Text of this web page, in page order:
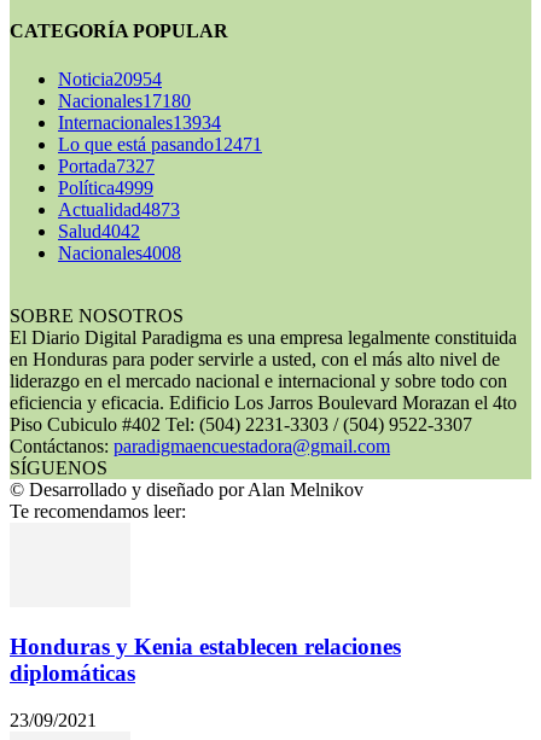
CATEGORÍA POPULAR
Noticia20954
Nacionales17180
Internacionales13934
Lo que está pasando12471
Portada7327
Política4999
Actualidad4873
Salud4042
Nacionales4008
SOBRE NOSOTROS
El Diario Digital Paradigma es una empresa legalmente constituida
en Honduras para poder servirle a usted, con el más alto nivel de
liderazgo en el mercado nacional e internacional y sobre todo con
eficiencia y eficacia. Edificio Los Jarros Boulevard Morazan el 4to
Piso Cubiculo #402 Tel: (504) 2231-3303 / (504) 9522-3307
Contáctanos: paradigmaencuestadora@gmail.com
SÍGUENOS
© Desarrollado y diseñado por Alan Melnikov
Te recomendamos leer:
Honduras y Kenia establecen relaciones
diplomáticas
23/09/2021